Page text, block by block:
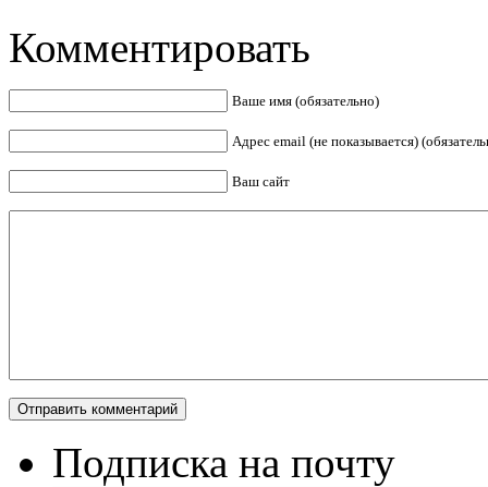
Комментировать
Ваше имя (обязательно)
Адрес email (не показывается)
Ваш сайт
Подписка на почту